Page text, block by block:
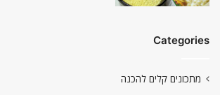
Categories
מתכונים קלים להכנה